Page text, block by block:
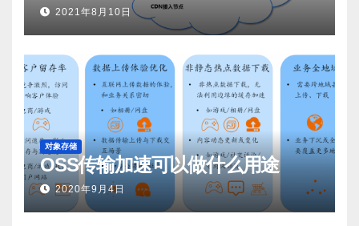
2021年8月10日
对象存储
OSS传输加速可以做什么用途
2020年9月4日